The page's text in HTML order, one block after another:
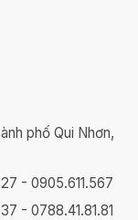
phố Qui Nhơn,
- 0905.611.567
- 0788.41.81.81